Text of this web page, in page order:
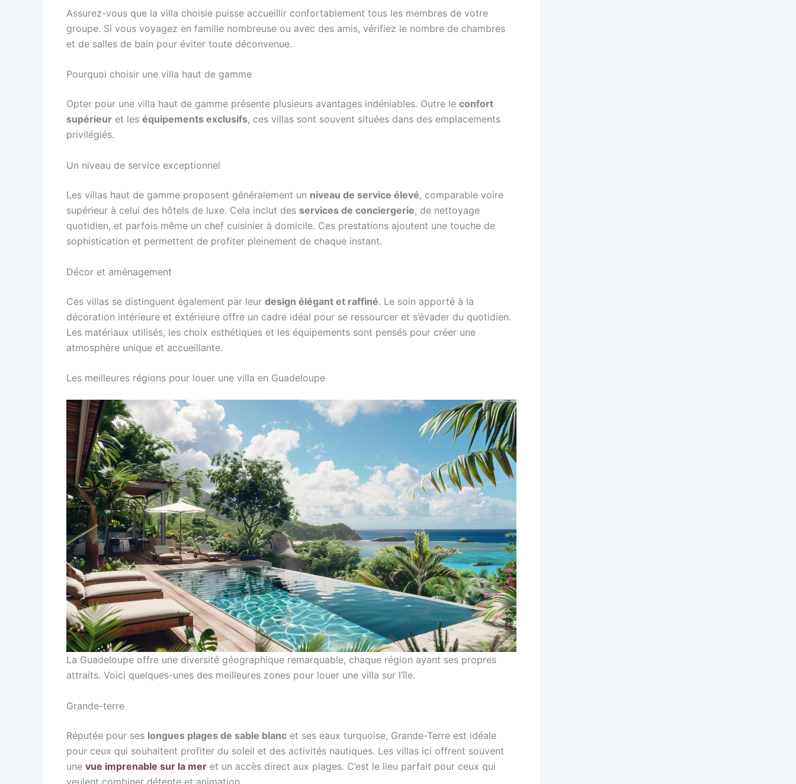
Assurez-vous que la villa choisie puisse accueillir confortablement tous les membres de votre
groupe. Si vous voyagez en famille nombreuse ou avec des amis, vérifiez le nombre de chambres
et de salles de bain pour éviter toute déconvenue.
Pourquoi choisir une villa haut de gamme
Opter pour une villa haut de gamme présente plusieurs avantages indéniables. Outre le confort
supérieur et les équipements exclusifs, ces villas sont souvent situées dans des emplacements
privilégiés.
Un niveau de service exceptionnel
Les villas haut de gamme proposent généralement un niveau de service élevé, comparable voire
supérieur à celui des hôtels de luxe. Cela inclut des services de conciergerie, de nettoyage
quotidien, et parfois même un chef cuisinier à domicile. Ces prestations ajoutent une touche de
sophistication et permettent de profiter pleinement de chaque instant.
Décor et aménagement
Ces villas se distinguent également par leur design élégant et raffiné. Le soin apporté à la
décoration intérieure et extérieure offre un cadre idéal pour se ressourcer et s’évader du quotidien.
Les matériaux utilisés, les choix esthétiques et les équipements sont pensés pour créer une
atmosphère unique et accueillante.
Les meilleures régions pour louer une villa en Guadeloupe
La Guadeloupe offre une diversité géographique remarquable, chaque région ayant ses propres
attraits. Voici quelques-unes des meilleures zones pour louer une villa sur l’île.
Grande-terre
Réputée pour ses longues plages de sable blanc et ses eaux turquoise, Grande-Terre est idéale
pour ceux qui souhaitent profiter du soleil et des activités nautiques. Les villas ici offrent souvent
une vue imprenable sur la mer et un accès direct aux plages. C’est le lieu parfait pour ceux qui
veulent combiner détente et animation.